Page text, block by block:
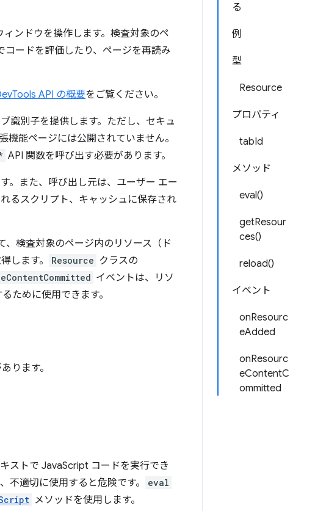
る
例
型
Resource
プロパティ
tabId
メソッド
eval()
getResour
ces()
reload()
イベント
onResourc
eAdded
onResourc
eContentC
ommitted
ンドウを操作します。検査対象のペ
ードを評価したり、ページを再読み
API の概要をご覧ください。
識別子を提供します。ただし、セキュ
機能ページには公開されていません。
API 関数を呼び出す必要があります。
。また、呼び出し元は、ユーザー エー
るスクリプト、キャッシュに保存され
、検査対象のページ内のリソース（ド
します。
Resource クラスの
イベントは、リソ
ために使用できます。
ります。
ストで JavaScript コードを実行でき
不適切に使用すると危険です。
eval
メソッドを使用します。